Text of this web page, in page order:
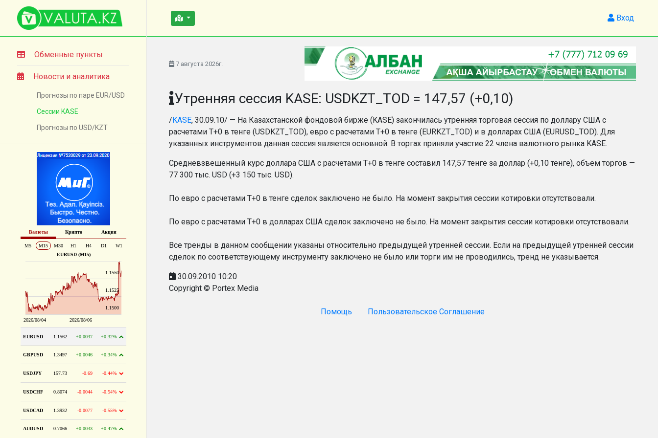
Вход
Обменные пункты
Новости и аналитика
Прогнозы по паре EUR/USD
Сессии KASE
Прогнозы по USD/KZT
7 августа 2026г.
Утренняя сессия KASE: USDKZT_TOD = 147,57 (+0,10)
/KASE, 30.09.10/ — На Казахстанской фондовой бирже (KASE) закончилась утренняя торговая сессия по доллару США с
расчетами Т+0 в тенге (USDKZT_TOD), евро с расчетами T+0 в тенге (EURKZT_TOD) и в долларах США (EURUSD_TOD). Для
указанных инструментов данная сессия является основной. В торгах приняли участие 22 члена валютного рынка KASE.
Средневзвешенный курс доллара США с расчетами T+0 в тенге составил 147,57 тенге за доллар (+0,10 тенге), объем торгов —
77 300 тыс. USD (+3 150 тыс. USD).
По евро с расчетами T+0 в тенге сделок заключено не было. На момент закрытия сессии котировки отсутствовали.
По евро с расчетами T+0 в долларах США сделок заключено не было. На момент закрытия сессии котировки отсутствовали.
Все тренды в данном сообщении указаны относительно предыдущей утренней сессии. Если на предыдущей утренней сессии
сделок по соответствующему инструменту заключено не было или торги им не проводились, тренд не указывается.
30.09.2010 10:20
Copyright © Portex Media
Помощь Пользовательское Соглашение